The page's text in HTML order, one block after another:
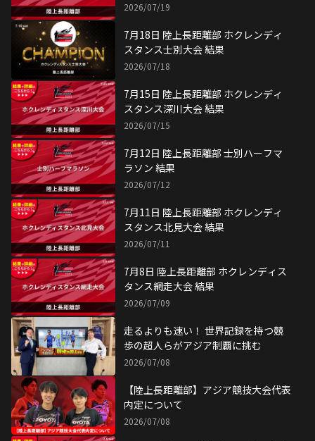
2026/07/19
7月18日 陸上長距離部 ホクレンディ
スタンス士別大会 結果
2026/07/18
7月15日 陸上長距離部 ホクレンディ
スタンス深川大会 結果
2026/07/15
7月12日 陸上長距離部 士別ハーフマ
ラソン 結果
2026/07/12
7月11日 陸上長距離部 ホクレンディ
スタンス北見大会 結果
2026/07/11
7月8日 陸上長距離部 ホクレンディス
タンス網走大会 結果
2026/07/09
走るよりも速い！ 世界記録を持つ競
歩の超人らがアジア制覇に挑む
2026/07/08
【陸上長距離部】アジア競技大会代表
内定について
2026/07/08